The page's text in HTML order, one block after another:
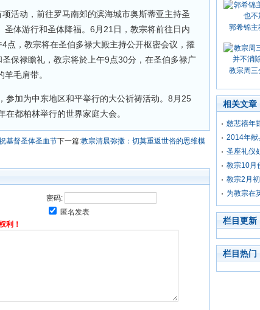
活动，前往罗马南郊的滨海城市奥斯蒂亚主持圣
体游行和圣体降福。6月21日，教宗将前往日内
点，教宗将在圣伯多禄大殿主持公开枢密会议，擢
保禄瞻礼，教宗将於上午9点30分，在圣伯多禄广
毛肩带。
参加为中东地区和平举行的大公祈祷活动。8月25
都柏林举行的世界家庭大会。
基督圣体圣血节下一篇:教宗清晨弥撒：切莫重返世俗的思维模
密码:
匿名发表
利！
郭希锦主
教宗周三
相关文章
慈悲禧年
2014年献
圣座礼仪
教宗10月
教宗2月
为教宗在
栏目更新
栏目热门